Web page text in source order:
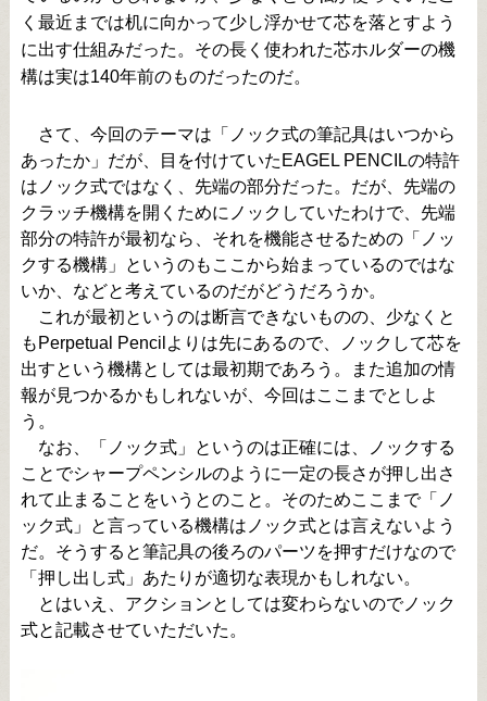
く最近までは机に向かって少し浮かせて芯を落とすよう
に出す仕組みだった。その長く使われた芯ホルダーの機
構は実は140年前のものだったのだ。
さて、今回のテーマは「ノック式の筆記具はいつから
あったか」だが、目を付けていたEAGEL PENCILの特許
はノック式ではなく、先端の部分だった。だが、先端の
クラッチ機構を開くためにノックしていたわけで、先端
部分の特許が最初なら、それを機能させるための「ノッ
クする機構」というのもここから始まっているのではな
いか、などと考えているのだがどうだろうか。
これが最初というのは断言できないものの、少なくと
もPerpetual Pencilよりは先にあるので、ノックして芯を
出すという機構としては最初期であろう。また追加の情
報が見つかるかもしれないが、今回はここまでとしよ
う。
なお、「ノック式」というのは正確には、ノックする
ことでシャープペンシルのように一定の長さが押し出さ
れて止まることをいうとのこと。そのためここまで「ノ
ック式」と言っている機構はノック式とは言えないよう
だ。そうすると筆記具の後ろのパーツを押すだけなので
「押し出し式」あたりが適切な表現かもしれない。
とはいえ、アクションとしては変わらないのでノック
式と記載させていただいた。